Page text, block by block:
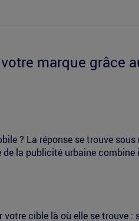
marque grâce
? La réponse se trouve sous
de la publicité urbaine
cible là où elle se trouve :